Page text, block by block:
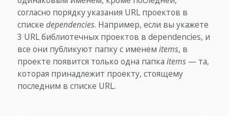
согласно порядку указания URL проектов в
списке dependencies. Например, если вы укажете
3 URL библиотечных проектов в dependencies, и
все они публикуют папку с именем items, в
проекте появится только одна папка items— та,
которая принадлежит проекту, стоящему
последним в списке URL.